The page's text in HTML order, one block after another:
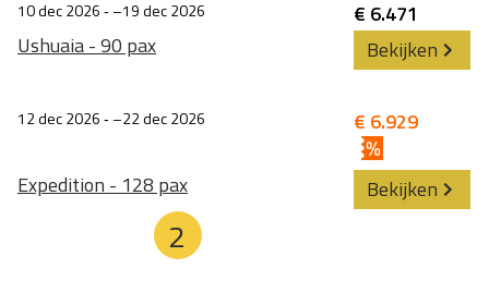
10 dec 2026‐ 19 dec 2026
Ushuaia - 90 pax
€ 6.471
Bekijken
12 dec 2026‐ 22 dec 2026
Expedition - 128 pax
€ 6.929
2
Bekijken